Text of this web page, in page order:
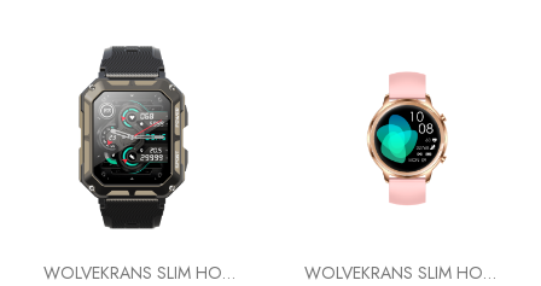
WOLVEKRANS SLIM HORLOSIES
WOLVEKRANS SLIM HORLOSIES